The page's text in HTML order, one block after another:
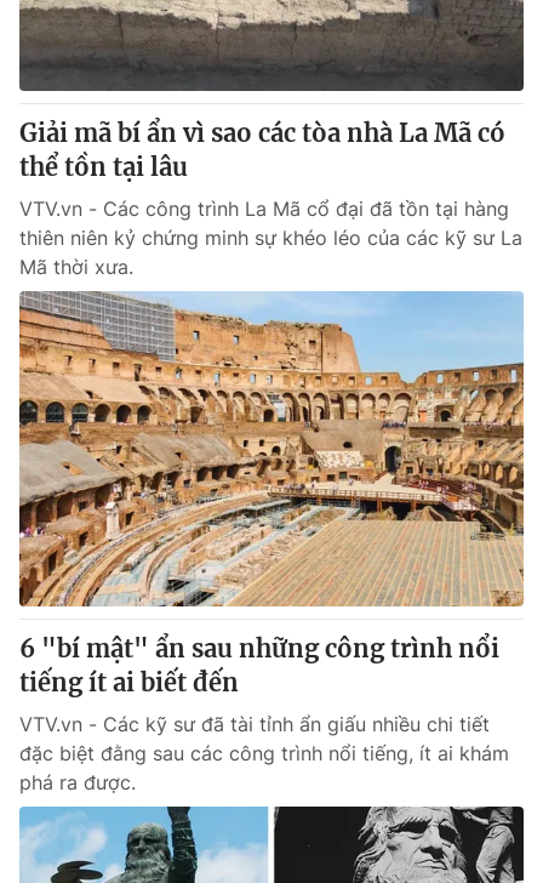
Sản phẩm
Thị trường
Tư vấn
Lịch phát sóng
Chuyên mục khác
Emagazine Podcast
Photo
Video Shorts video
VTV Money VTV Thể thao
VTV Sức khoẻ Bất động sản
Thị trường 24h Tấm lòng Việt
VTV4 Vươn mình bằng AI
VTV9
Liên hệ tòa soạn English
Giải mã bí ẩn vì sao các tòa nhà La Mã có
thể tồn tại lâu
VTV.vn - Các công trình La Mã cổ đại đã tồn tại hàng
thiên niên kỷ chứng minh sự khéo léo của các kỹ sư La
Mã thời xưa.
6 "bí mật" ẩn sau những công trình nổi
tiếng ít ai biết đến
VTV.vn - Các kỹ sư đã tài tỉnh ẩn giấu nhiều chi tiết
đặc biệt đằng sau các công trình nổi tiếng, ít ai khám
phá ra được.